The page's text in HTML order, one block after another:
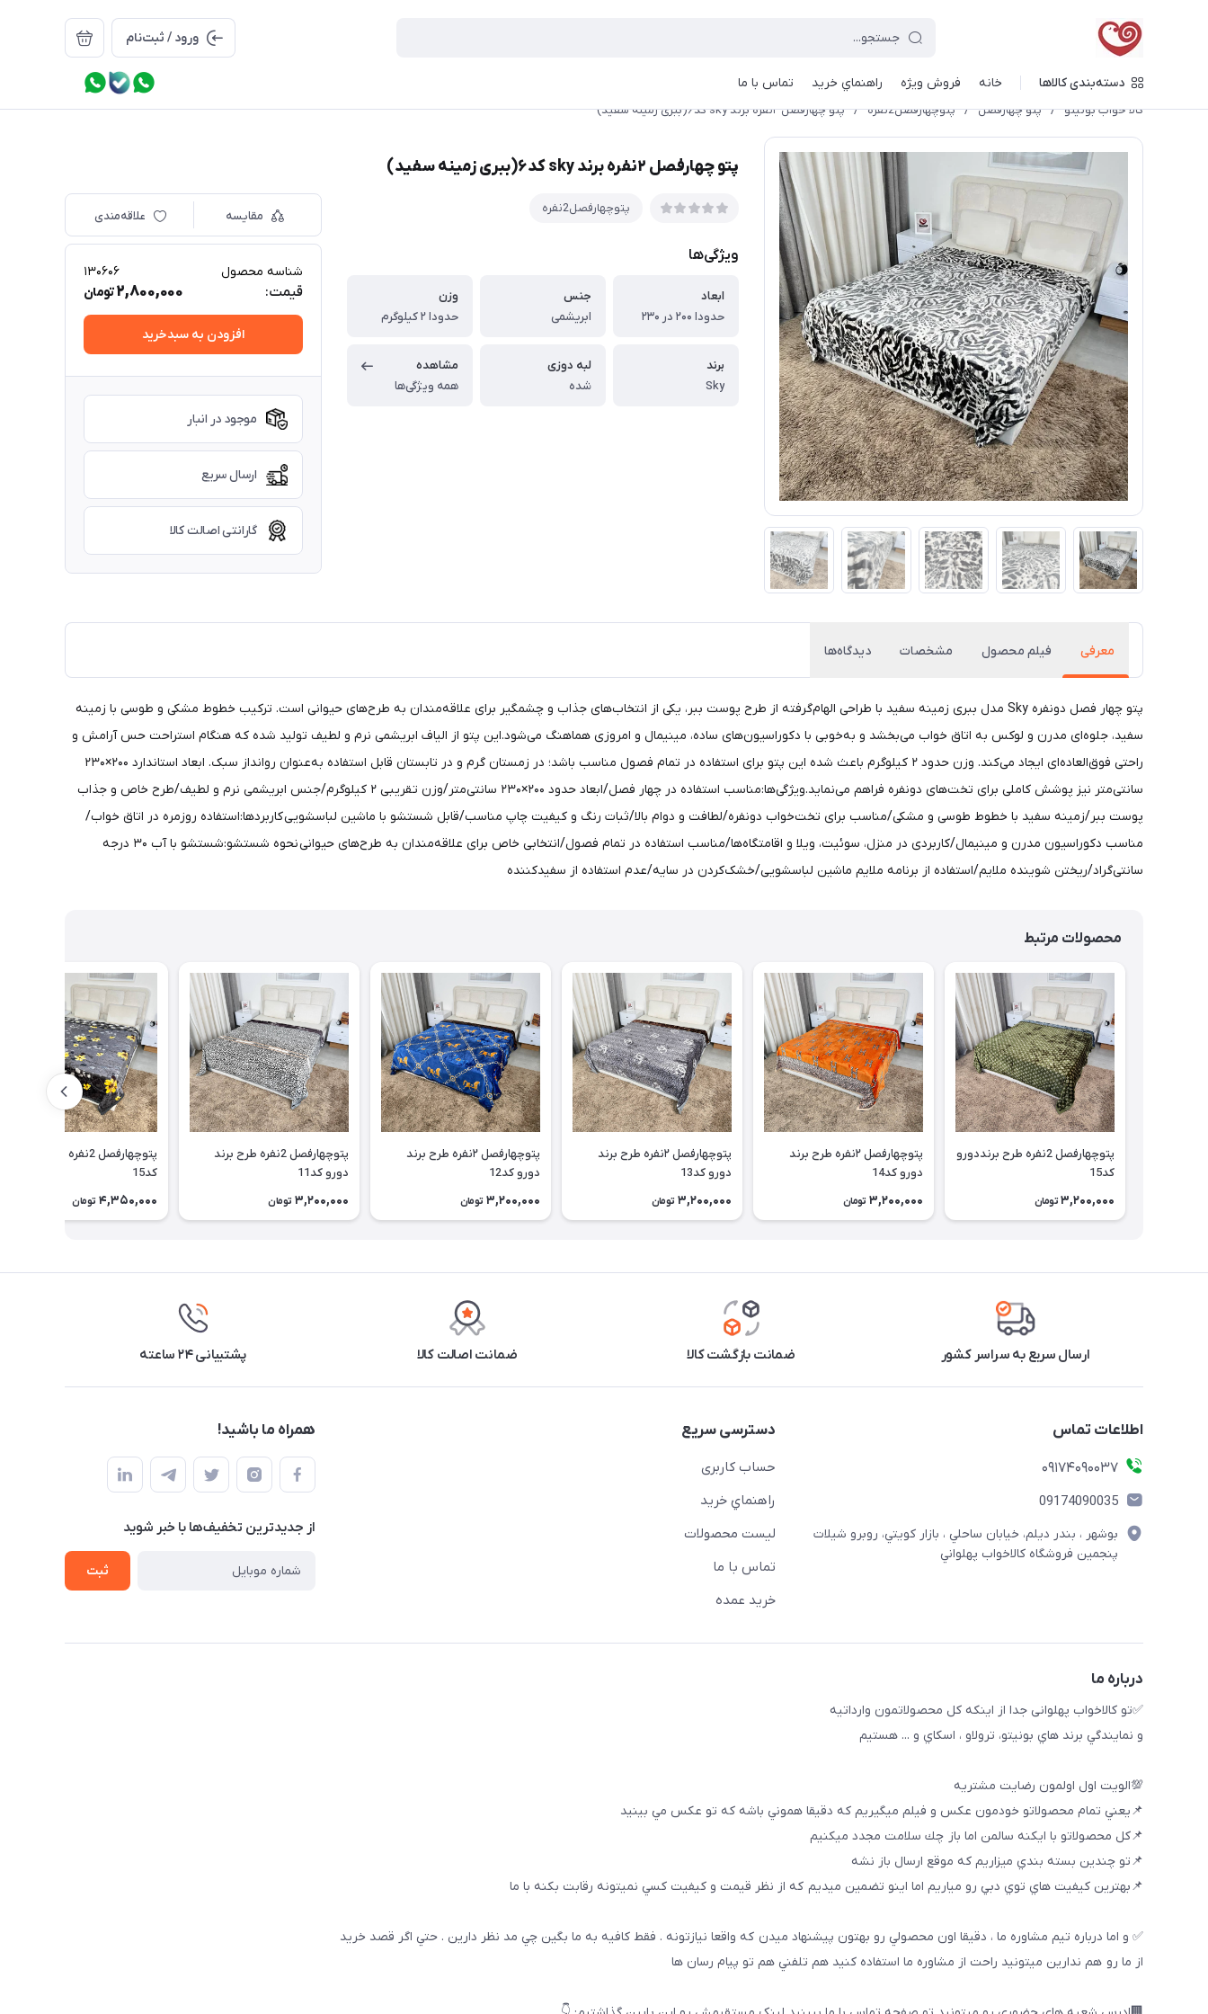
ورود / ثبت‌نام
دسته‌بندی کالاها خانه فروش ویژه راهنماي خريد تماس با ما
کالا خواب بونیتو / پتو چهارفصل / پتوچهارفصل2نفره / پتو چهارفصل ۲نفره برند sky کد۶(ببری زمینه سفید)
پتو چهارفصل ۲نفره برند sky کد۶(ببری زمینه سفید)
پتوچهارفصل2نفره
ویژگی‌ها
ابعاد
حدودا ۲۰۰ در ۲۳۰
جنس
ابریشمی
وزن
حدودا ۲ کیلوگرم
برند
Sky
لبه دوزی
شده
مشاهده
همه ویژگی‌ها
مقایسه علاقه‌مندی
شناسه محصول 130606
قیمت: 2,800,000تومان
افزودن به سبدخرید
موجود در انبار
ارسال سریع
گارانتی اصالت کالا
معرفی فیلم محصول مشخصات دیدگاه‌ها
پتو چهار فصل دونفره Sky مدل ببری زمینه سفید با طراحی الهام‌گرفته از طرح پوست ببر، یکی از انتخاب‌های جذاب و چشمگیر برای علاقه‌مندان به طرح‌های حیوانی است. ترکیب خطوط مشکی و طوسی با زمینه
سفید، جلوه‌ای مدرن و لوکس به اتاق خواب می‌بخشد و به‌خوبی با دکوراسیون‌های ساده، مینیمال و امروزی هماهنگ می‌شود.این پتو از الیاف ابریشمی نرم و لطیف تولید شده که هنگام استراحت حس آرامش و
راحتی فوق‌العاده‌ای ایجاد می‌کند. وزن حدود ۲ کیلوگرم باعث شده این پتو برای استفاده در تمام فصول مناسب باشد؛ در زمستان گرم و در تابستان قابل استفاده به‌عنوان روانداز سبک. ابعاد استاندارد ۲۰۰×۲۳۰
سانتی‌متر نیز پوشش کاملی برای تخت‌های دونفره فراهم می‌نماید.ویژگی‌ها:مناسب استفاده در چهار فصل/ابعاد حدود ۲۰۰×۲۳۰ سانتی‌متر/وزن تقریبی ۲ کیلوگرم/جنس ابریشمی نرم و لطیف/طرح خاص و جذاب
پوست ببر/زمینه سفید با خطوط طوسی و مشکی/مناسب برای تخت‌خواب دونفره/لطافت و دوام بالا/ثبات رنگ و کیفیت چاپ مناسب/قابل شستشو با ماشین لباسشویی کاربردها:استفاده روزمره در اتاق خواب/
مناسب دکوراسیون مدرن و مینیمال/کاربردی در منزل، سوئیت، ویلا و اقامتگاه‌ها/مناسب استفاده در تمام فصول/انتخابی خاص برای علاقه‌مندان به طرح‌های حیوانی نحوه شستشو:شستشو با آب ۳۰ درجه
سانتی‌گراد/ریختن شوینده ملایم/استفاده از برنامه ملایم ماشین لباسشویی/خشک‌کردن در سایه/عدم استفاده از سفیدکننده
محصولات مرتبط
پتوچهارفصل 2نفره طرح برنددورو
کد15
3,200,000 تومان
پتوچهارفصل ۲نفره طرح برند
دورو کد14
3,200,000 تومان
پتوچهارفصل ۲نفره طرح برند
دورو کد13
3,200,000 تومان
پتوچهارفصل ۲نفره طرح برند
دورو کد12
3,200,000 تومان
پتوچهارفصل 2نفره طرح برند
دورو کد11
3,200,000 تومان
پتو‌چهارفصل 2نفره طرح دار دورو
کد15
4,350,000 تومان
ارسال سریع به سراسر کشور ضمانت بازگشت کالا ضمانت اصالت کالا پشتیبانی ۲۴ ساعته
اطلاعات تماس
09174090037
09174090035
بوشهر ، بندر ديلم، خيابان ساحلي ، بازار كويتي، روبرو شيلات
پنجمين فروشگاه كالاخواب پهلواني
دسترسی سریع
حساب کاربری
راهنماي خريد
لیست محصولات
تماس با ما
خريد عمده
همراه ما باشید!
از جدید‌ترین تخفیف‌ها با‌ خبر شوید
ثبت
درباره ما
✅تو كالاخواب پهلوانى جدا از اينكه كل محصولاتمون وارداتيه
و نمايندگي برند هاي بونيتو، ترولاو ، اسكاي و ... هستيم
💯الويت اول اولمون رضايت مشتريه
📌يعني تمام محصولاتو خودمون عكس و فيلم ميگيريم كه دقيقا هموني باشه كه تو عكس مي بينيد
📌كل محصولاتو با ايكنه سالمن اما باز چك سلامت مجدد ميكنيم
📌تو چندين بسته بندي ميزاريم كه موقع ارسال باز نشه
📌بهترين كيفيت هاي توي دبي رو مياريم اما اينو تضمين ميديم كه از نظر قيمت و كيفيت كسي نميتونه رقابت بكنه با ما
✅ و اما درباره تيم مشاوره ما ، دقيقا اون محصولي رو بهتون پيشنهاد ميدن كه واقعا نيازتونه . فقط كافيه به ما بگين چي مد نظر دارين . حتي اگر قصد خريد
از ما رو هم ندارين ميتونيد راحت از مشاوره ما استفاده كنيد هم تلفني هم تو پيام رسان ها